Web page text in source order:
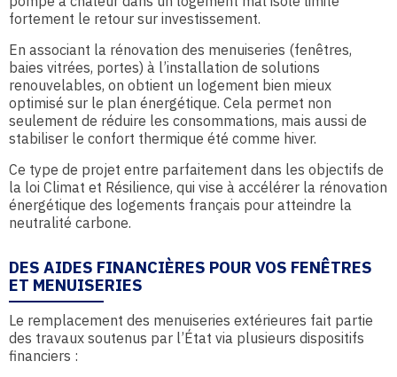
fortement le retour sur investissement.
En associant la rénovation des menuiseries (fenêtres,
baies vitrées, portes) à l’installation de solutions
renouvelables, on obtient un logement bien mieux
optimisé sur le plan énergétique. Cela permet non
seulement de réduire les consommations, mais aussi de
stabiliser le confort thermique été comme hiver.
Ce type de projet entre parfaitement dans les objectifs de
la loi Climat et Résilience, qui vise à accélérer la rénovation
énergétique des logements français pour atteindre la
neutralité carbone.
DES AIDES FINANCIÈRES POUR VOS FENÊTRES
ET MENUISERIES
Le remplacement des menuiseries extérieures fait partie
des travaux soutenus par l’État via plusieurs dispositifs
financiers :